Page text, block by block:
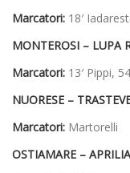
Marcatori: 18′
MONTEROSI – LUPA
Marcatori: 13′ Pippi,
NUORESE –
Marcatori: Martorelli
OSTIAMARE –